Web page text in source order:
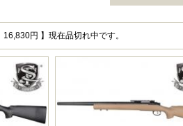
円 】現在品切れ中です。